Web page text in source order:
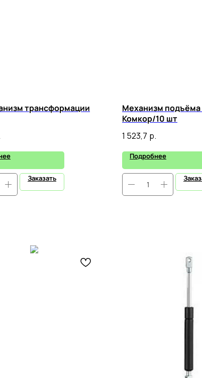
трансформации
Заказать
Механизм подъёма
Комкор/10 шт
1 523,7 р.
Подробнее